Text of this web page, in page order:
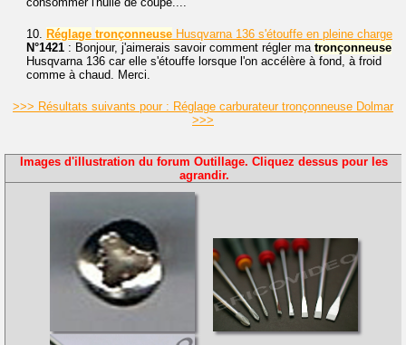
10. Réglage tronçonneuse Husqvarna 136 s'étouffe en pleine charge
N°1421 : Bonjour, j'aimerais savoir comment régler ma tronçonneuse
Husqvarna 136 car elle s'étouffe lorsque l'on accélère à fond, à froid
comme à chaud. Merci.
>>> Résultats suivants pour : Réglage carburateur tronçonneuse Dolmar
>>>
Images d'illustration du forum Outillage. Cliquez dessus pour les
agrandir.